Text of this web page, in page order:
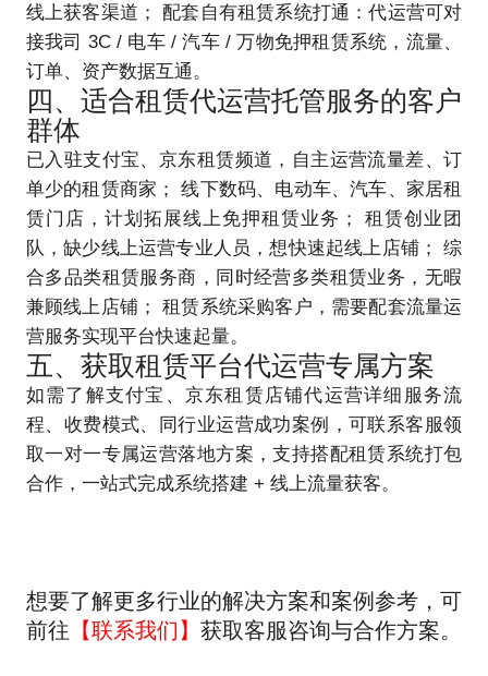
线上获客渠道； 配套自有租赁系统打通：代运营可对
接我司 3C / 电车 / 汽车 / 万物免押租赁系统，流量、
订单、资产数据互通。
四、适合租赁代运营托管服务的客户
群体
已入驻支付宝、京东租赁频道，自主运营流量差、订
单少的租赁商家； 线下数码、电动车、汽车、家居租
赁门店，计划拓展线上免押租赁业务； 租赁创业团
队，缺少线上运营专业人员，想快速起线上店铺； 综
合多品类租赁服务商，同时经营多类租赁业务，无暇
兼顾线上店铺； 租赁系统采购客户，需要配套流量运
营服务实现平台快速起量。
五、获取租赁平台代运营专属方案
如需了解支付宝、京东租赁店铺代运营详细服务流
程、收费模式、同行业运营成功案例，可联系客服领
取一对一专属运营落地方案，支持搭配租赁系统打包
合作，一站式完成系统搭建 + 线上流量获客。
想要了解更多行业的解决方案和案例参考，可
前往 【联系我们】 获取客服咨询与合作方案。